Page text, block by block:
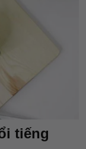
tiếng